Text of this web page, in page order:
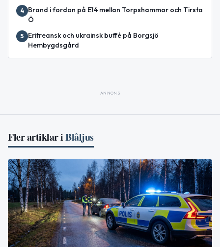
4
Brand i fordon på E14 mellan Torpshammar och Tirsta
Ö
5
Eritreansk och ukrainsk buffé på Borgsjö
Hembygdsgård
ANNONS
Fler artiklar iBlåljus